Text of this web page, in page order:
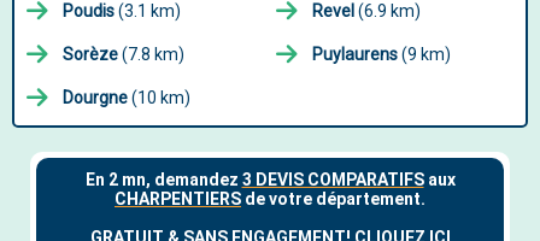
Poudis(3.1 km) Revel (6.9 km)
Sorèze(7.8 km) Puylaurens(9 km)
Dourgne(10 km)